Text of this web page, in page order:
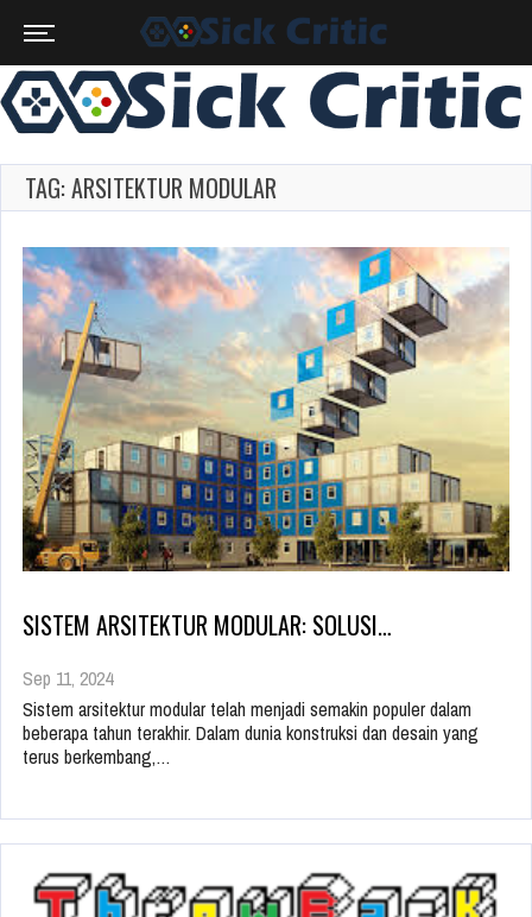
TAG: ARSITEKTUR MODULAR
SISTEM ARSITEKTUR MODULAR: SOLUSI…
Sep 11, 2024
Sistem arsitektur modular telah menjadi semakin populer dalam
beberapa tahun terakhir. Dalam dunia konstruksi dan desain yang
terus berkembang,…